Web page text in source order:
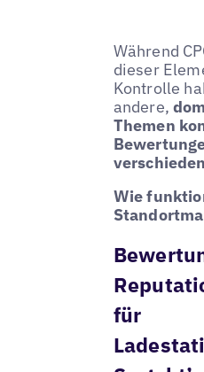
Während
dieser
Kontrolle
andere,
Themen
Wie
für